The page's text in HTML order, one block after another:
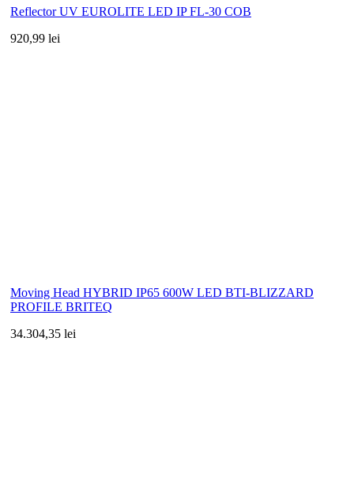
Reflector UV EUROLITE LED IP FL-30 COB
920,99 lei
Moving Head HYBRID IP65 600W LED BTI-BLIZZARD
PROFILE BRITEQ
34.304,35 lei